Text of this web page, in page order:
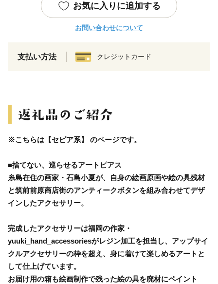
お気に入りに追加する
お問い合わせについて
支払い方法 クレジットカード
※こちらは【セピア系】 のページです。
■捨てない、巡らせるアートピアス
糸島在住の画家・石島小夏が、自身の絵画原画や絵の具残材
と筑前前原商店街のアンティークボタンを組み合わせてデザ
インしたアクセサリー。
完成したアクセサリーは福岡の作家・
yuuki_hand_accessoriesがレジン加工を担当し、アップサイ
クルアクセサリーの枠を超え、身に着けて楽しめるアートと
して仕上げています。
お届け用の箱も絵画制作で残った絵の具を廃材にペイント